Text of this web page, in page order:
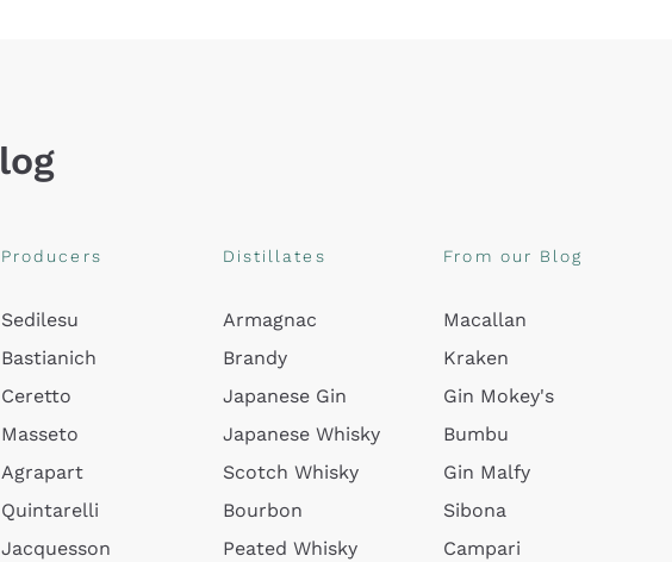
Producers
Sedilesu
Bastianich
Ceretto
Masseto
Agrapart
Quintarelli
Jacquesson
Distillates
Armagnac
Brandy
Japanese Gin
Japanese Whisky
Scotch Whisky
Bourbon
Peated Whisky
From our Blog
Macallan
Kraken
Gin Mokey's
Bumbu
Gin Malfy
Sibona
Campari